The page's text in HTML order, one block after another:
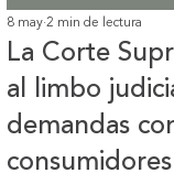
La Corte
al limbo
demandas
consumidores
8 may 2 min de lectura